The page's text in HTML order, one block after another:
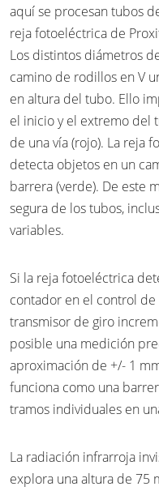
aquí se procesan tubos
reja fotoeléctrica de
Los distintos diámetros
camino de rodillos en V
en altura del tubo. Ello
el inicio y el extremo del
de una vía (rojo). La reja
detecta objetos en un
barrera (verde). De este
segura de los tubos,
variables.
Si la reja fotoeléctrica
contador en el control
transmisor de giro
posible una medición
aproximación de +/- 1
funciona como una
tramos individuales en
La radiación infrarroja
explora una altura de 75